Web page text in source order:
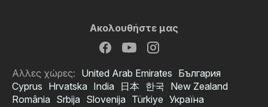
Ακολουθήστε μας
Αλλες χώρες: United Arab Emirates България
Cyprus Hrvatska India 日本 한국 New Zealand
România Srbija Slovenija Türkiye Україна